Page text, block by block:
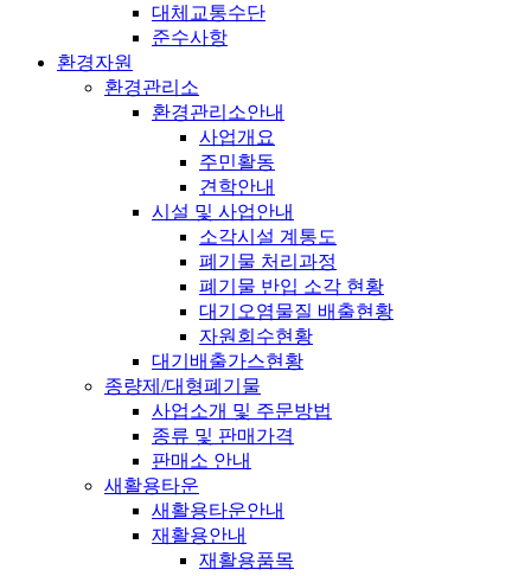
대체교통수단
준수사항
환경자원
환경관리소
환경관리소안내
사업개요
주민활동
견학안내
시설 및 사업안내
소각시설 계통도
폐기물 처리과정
폐기물 반입 소각 현황
대기오염물질 배출현황
자원회수현황
대기배출가스현황
종량제/대형폐기물
사업소개 및 주문방법
종류 및 판매가격
판매소 안내
새활용타운
새활용타운안내
재활용안내
재활용품목